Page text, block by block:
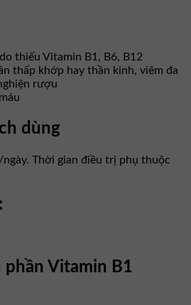
thiếu Vitamin B1, B6, B12
thấp khớp hay thần kinh, viêm đa
rượu
dùng
Thời gian điều trị phụ thuộc
Vitamin B1